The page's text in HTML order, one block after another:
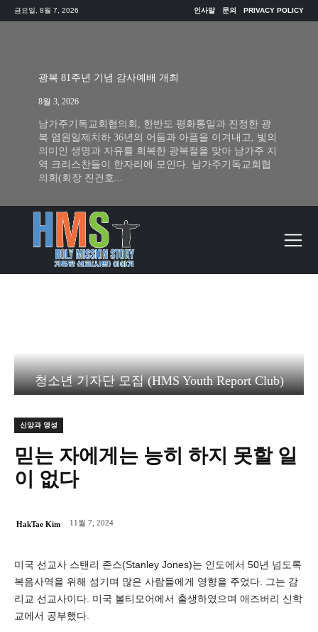
금요일, 8월 7, 2026 인사말 문의 PRIVACY POLICY
광복 81주년 기념 감사예배 개최
8월 3, 2026
남가주기독교회협의회, 한반도 평화통일과 진정한 광
복 염원일제치하 36년의 어둠과 아픔을 이겨내고, 빛의
의미인 생명과 자유를 회복한 광복절을 맞아 남가주 지
역 크리스찬들이 한자리에 모인다. 남가주기독교회협
의회(회장 진건호...
청소년 기자단 모집 (HMS Youth Report Club)
신앙과 영성
믿는 자에게는 능히 하지 못할 일
이 없다
HakTae Kim 11월 7, 2024
미국 선교사 스탠리 존스(Stanley Jones)는 인도에서 50년 넘도록
복음사역을 위해 섬기며 많은 사람들에게 영향을 주었다. 그는 감
리교 선교사이다. 미국 볼티모어에서 출생하였으며 애즈버리 신학
교에서 공부했다.